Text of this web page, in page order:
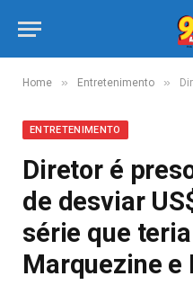
Home » Entretenimento »
ENTRETENIMENTO
Diretor é
de desviar
série que
Marquezine e